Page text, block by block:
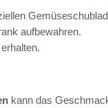
aufbewahren.
kann das